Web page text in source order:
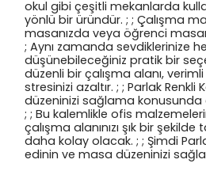
okul gibi çeşitli mekanlarda
yönlü bir üründür. ; ; Çalışma
masanızda veya öğrenci
; Aynı zamanda sevdiklerinize
düşünebileceğiniz pratik bir
düzenli bir çalışma alanı, verimli
stresinizi azaltır. ; ; Parlak Renkli
düzeninizi sağlama konusunda
; ; Bu kalemlikle ofis
çalışma alanınızı şık bir
daha kolay olacak. ; ; Şimdi
edinin ve masa düzeninizi